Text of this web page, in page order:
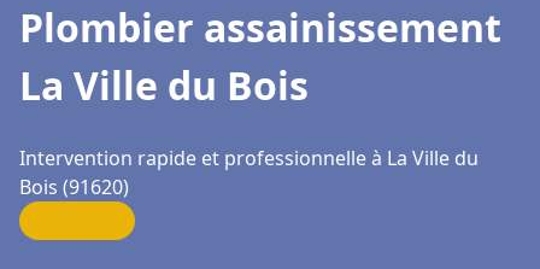
Plombier assainissement
La Ville du Bois
Intervention rapide et professionnelle à La Ville du
Bois (91620)